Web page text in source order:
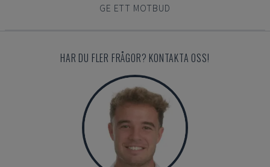
GE ETT MOTBUD
HAR DU FLER FRÅGOR? KONTAKTA OSS!